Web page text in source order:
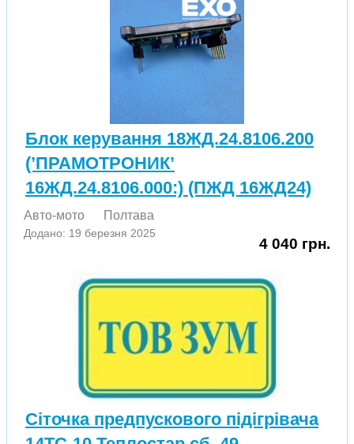
Блок керування 18ЖД.24.8106.200
(’ПРАМОТРОНИК’
16ЖД.24.8106.000:) (ПЖД 16ЖД24)
Авто-мото Полтава
Додано: 19 березня 2025
4 040 грн.
Сіточка предпускового підігрівача